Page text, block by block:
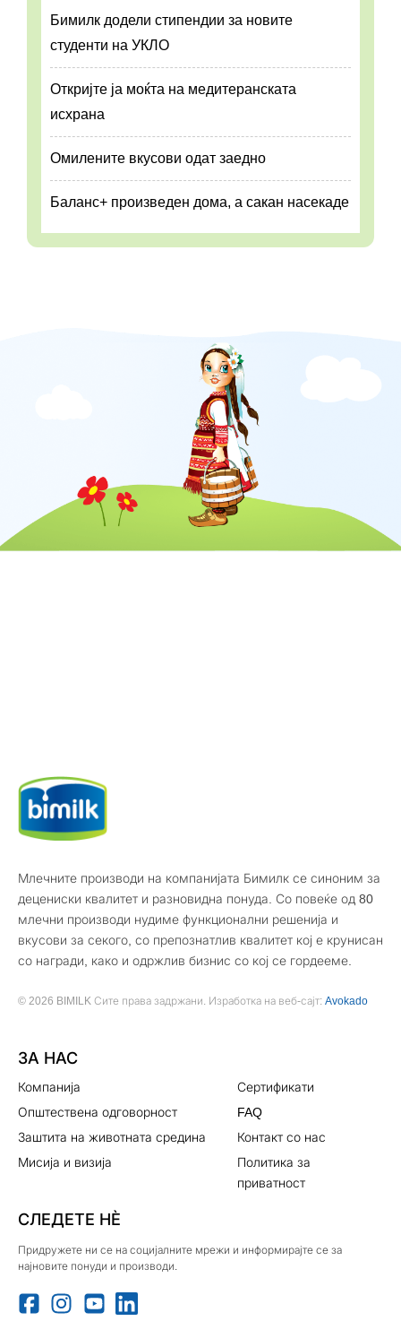
Бимилк додели стипендии за новите
студенти на УКЛО
Откријте ја моќта на медитеранската
исхрана
Омилените вкусови одат заедно
Баланс+ произведен дома, а сакан насекаде
Млечните производи на компанијата Бимилк се синоним за
децениски квалитет и разновидна понуда. Со повеќе од 80
млечни производи нудиме функционални решенија и
вкусови за секого, со препознатлив квалитет кој е крунисан
со награди, како и одржлив бизнис со кој се гордееме.
© 2026 BIMILK Сите права задржани. Изработка на веб-сајт: Avokado
ЗА НАС
Компанија
Општествена одговорност
Заштита на животната средина
Мисија и визија
Сертификати
FAQ
Контакт со нас
Политика за
приватност
СЛЕДЕТЕ НЀ
Придружете ни се на социјалните мрежи и информирајте се за
најновите понуди и производи.